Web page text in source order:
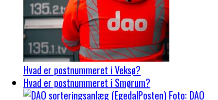
Hvad er postnummeret i Veksø?
Hvad er postnummeret i Smørum?